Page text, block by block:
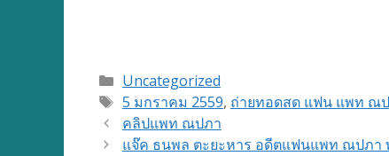
Categories
Uncategorized
Tags
5 มกราคม 2559, ถ่ายทอดสด แฟน แพท ณ
คลิปแพท ณปภา
แจ๊ค ธนพล ตะยะหาร อดีตแฟนแพท ณปภา